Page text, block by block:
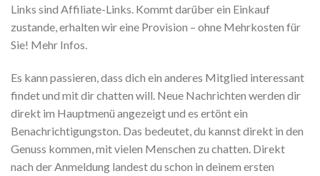
Links sind Affiliate-Links. Kommt darüber ein Einkauf
zustande, erhalten wir eine Provision – ohne Mehrkosten für
Sie! Mehr Infos.
Es kann passieren, dass dich ein anderes Mitglied interessant
findet und mit dir chatten will. Neue Nachrichten werden dir
direkt im Hauptmenü angezeigt und es ertönt ein
Benachrichtigungston. Das bedeutet, du kannst direkt in den
Genuss kommen, mit vielen Menschen zu chatten. Direkt
nach der Anmeldung landest du schon in deinem ersten